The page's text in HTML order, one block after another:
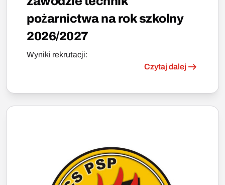
pożarnictwa na rok szkolny
2026/2027
Wyniki rekrutacji:
Czytaj dalej